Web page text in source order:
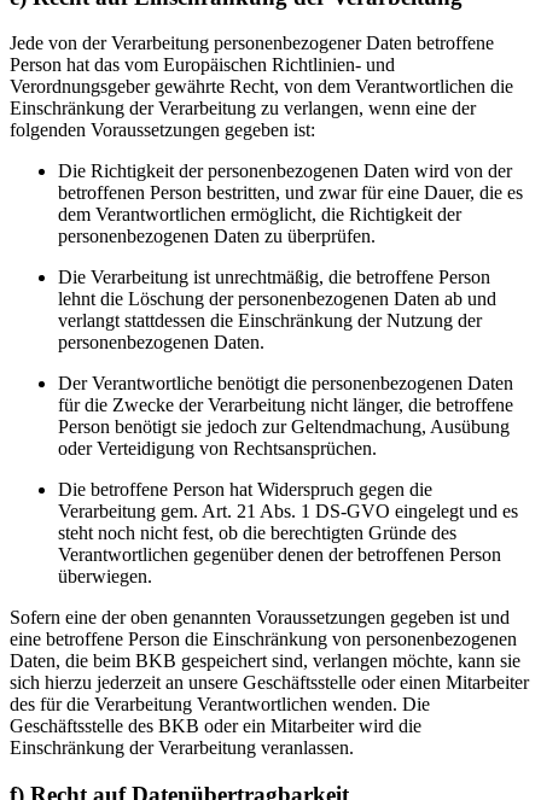
Jede von der Verarbeitung personenbezogener Daten betroffene
Person hat das vom Europäischen Richtlinien- und
Verordnungsgeber gewährte Recht, von dem Verantwortlichen die
Einschränkung der Verarbeitung zu verlangen, wenn eine der
folgenden Voraussetzungen gegeben ist:
Die Richtigkeit der personenbezogenen Daten wird von der
betroffenen Person bestritten, und zwar für eine Dauer, die es
dem Verantwortlichen ermöglicht, die Richtigkeit der
personenbezogenen Daten zu überprüfen.
Die Verarbeitung ist unrechtmäßig, die betroffene Person
lehnt die Löschung der personenbezogenen Daten ab und
verlangt stattdessen die Einschränkung der Nutzung der
personenbezogenen Daten.
Der Verantwortliche benötigt die personenbezogenen Daten
für die Zwecke der Verarbeitung nicht länger, die betroffene
Person benötigt sie jedoch zur Geltendmachung, Ausübung
oder Verteidigung von Rechtsansprüchen.
Die betroffene Person hat Widerspruch gegen die
Verarbeitung gem. Art. 21 Abs. 1 DS-GVO eingelegt und es
steht noch nicht fest, ob die berechtigten Gründe des
Verantwortlichen gegenüber denen der betroffenen Person
überwiegen.
Sofern eine der oben genannten Voraussetzungen gegeben ist und
eine betroffene Person die Einschränkung von personenbezogenen
Daten, die beim BKB gespeichert sind, verlangen möchte, kann sie
sich hierzu jederzeit an unsere Geschäftsstelle oder einen Mitarbeiter
des für die Verarbeitung Verantwortlichen wenden. Die
Geschäftsstelle des BKB oder ein Mitarbeiter wird die
Einschränkung der Verarbeitung veranlassen.
f) Recht auf Datenübertragbarkeit